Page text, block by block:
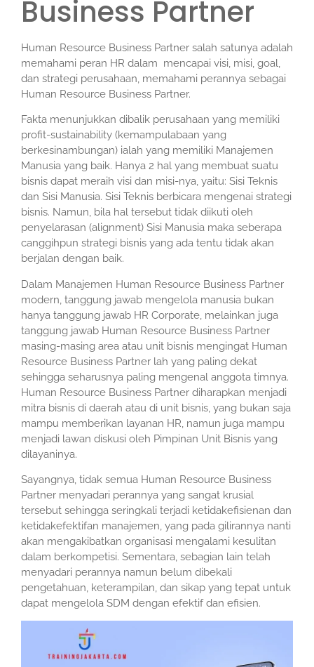
Business Partner
Human Resource Business Partner salah satunya adalah
memahami peran HR dalam mencapai visi, misi, goal,
dan strategi perusahaan, memahami perannya sebagai
Human Resource Business Partner.
Fakta menunjukkan dibalik perusahaan yang memiliki
profit-sustainability (kemampulabaan yang
berkesinambungan) ialah yang memiliki Manajemen
Manusia yang baik. Hanya 2 hal yang membuat suatu
bisnis dapat meraih visi dan misi-nya, yaitu: Sisi Teknis
dan Sisi Manusia. Sisi Teknis berbicara mengenai strategi
bisnis. Namun, bila hal tersebut tidak diikuti oleh
penyelarasan (alignment) Sisi Manusia maka seberapa
canggihpun strategi bisnis yang ada tentu tidak akan
berjalan dengan baik.
Dalam Manajemen Human Resource Business Partner
modern, tanggung jawab mengelola manusia bukan
hanya tanggung jawab HR Corporate, melainkan juga
tanggung jawab Human Resource Business Partner
masing-masing area atau unit bisnis mengingat Human
Resource Business Partner lah yang paling dekat
sehingga seharusnya paling mengenal anggota timnya.
Human Resource Business Partner diharapkan menjadi
mitra bisnis di daerah atau di unit bisnis, yang bukan saja
mampu memberikan layanan HR, namun juga mampu
menjadi lawan diskusi oleh Pimpinan Unit Bisnis yang
dilayaninya.
Sayangnya, tidak semua Human Resource Business
Partner menyadari perannya yang sangat krusial
tersebut sehingga seringkali terjadi ketidakefisienan dan
ketidakefektifan manajemen, yang pada gilirannya nanti
akan mengakibatkan organisasi mengalami kesulitan
dalam berkompetisi. Sementara, sebagian lain telah
menyadari perannya namun belum dibekali
pengetahuan, keterampilan, dan sikap yang tepat untuk
dapat mengelola SDM dengan efektif dan efisien.